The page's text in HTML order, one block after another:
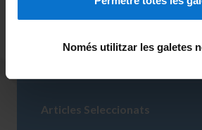
Només utilitzar les galetes
Membres
Articles Seleccionats